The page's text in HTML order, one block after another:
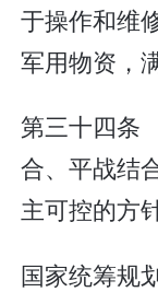
于操作和维
军用物资，
第三十四条
合、平战结
主可控的方针
国家统筹规